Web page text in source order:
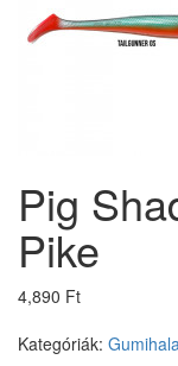
Pig
Pike
4,890 Ft
Kategóriák: